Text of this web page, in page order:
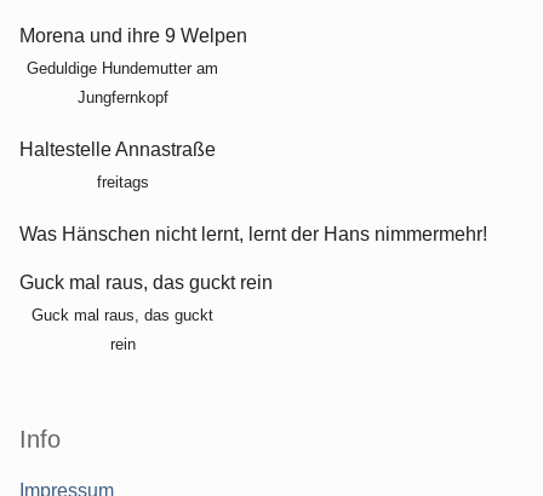
Morena und ihre 9 Welpen
Geduldige Hundemutter am
Jungfernkopf
Haltestelle Annastraße
freitags
Was Hänschen nicht lernt, lernt der Hans nimmermehr!
Guck mal raus, das guckt rein
Guck mal raus, das guckt
rein
Info
Impressum